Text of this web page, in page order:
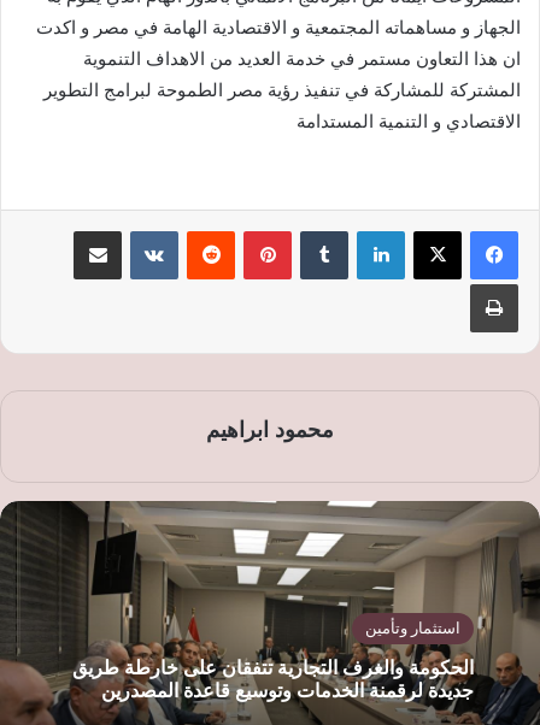
الجهاز و مساهماته المجتمعية و الاقتصادية الهامة في مصر و اكدت
ان هذا التعاون مستمر في خدمة العديد من الاهداف التنموية
المشتركة للمشاركة في تنفيذ رؤية مصر الطموحة لبرامج التطوير
الاقتصادي و التنمية المستدامة
لينكدإن بينتيريست
محمود ابراهيم
استثمار وتأمين
الحكومة والغرف التجارية تتفقان على خارطة طريق
جديدة لرقمنة الخدمات وتوسيع قاعدة المصدرين